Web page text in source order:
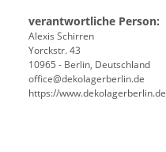
verantwortliche Person:
Alexis Schirren
Yorckstr. 43
10965 - Berlin, Deutschland
office@dekolagerberlin.de
https://www.dekolagerberlin.de